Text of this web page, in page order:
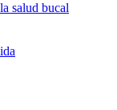
salud bucal